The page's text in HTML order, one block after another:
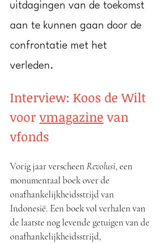
uitdagingen van de toekomst
aan te kunnen gaan door de
confrontatie met het
verleden.
Interview: Koos de Wilt
voor vmagazine van
vfonds
Vorig jaar verscheen Revolusi, een
monumentaal boek over de
onafhankelijkheidsstrijd van
Indonesië. Een boek vol verhalen van
de laatste nog levende getuigen van de
onafhankelijkheidsstrijd,